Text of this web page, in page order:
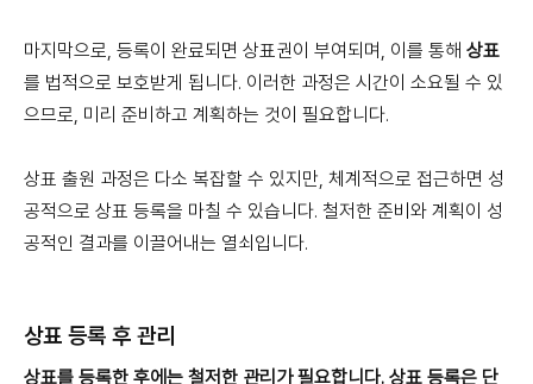
마지막으로, 등록이 완료되면 상표권이 부여되며, 이를 통해 상표
를 법적으로 보호받게 됩니다. 이러한 과정은 시간이 소요될 수 있
으므로, 미리 준비하고 계획하는 것이 필요합니다.
상표 출원 과정은 다소 복잡할 수 있지만, 체계적으로 접근하면 성
공적으로 상표 등록을 마칠 수 있습니다. 철저한 준비와 계획이 성
공적인 결과를 이끌어내는 열쇠입니다.
상표 등록 후 관리
상표를 등록한 후에는 철저한 관리가 필요합니다. 상표 등록은 단